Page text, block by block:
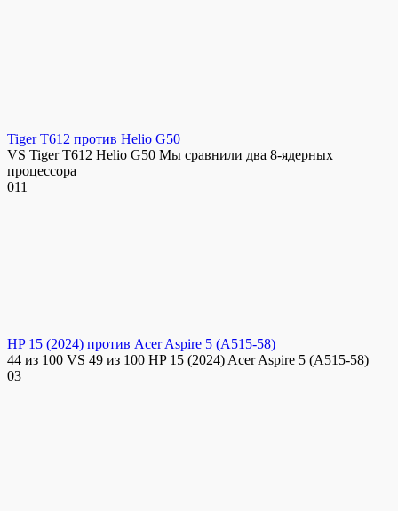
Tiger T612 против Helio G50
VS Tiger T612 Helio G50 Мы сравнили два 8-ядерных
процессора
011
HP 15 (2024) против Acer Aspire 5 (A515-58)
44 из 100 VS 49 из 100 HP 15 (2024) Acer Aspire 5 (A515-58)
03